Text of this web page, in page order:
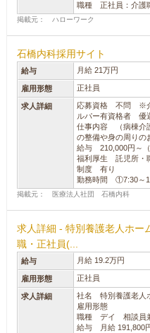
職種 正社員：介護
掲載元： ハローワーク
石橋内科採用サイト
給与 月給 21万円
雇用形態 正社員
求人詳細
応募資格 不問 ※介
ルパー有資格者 優
仕事内容 （病棟介
の整備や身の周りの
給与 210,000円～（
福利厚生 託児所
制度 有り
勤務時間 ①7:30～
掲載元： 医療法人社団 石橋内科
求人詳細 - 特別養護老人ホ
職・正社員(...
給与 月給 19.2万円
雇用形態 正社員
求人詳細
社名 特別養護老人
雇用形態
職種 デイ 相談員
給与 月給 191,800